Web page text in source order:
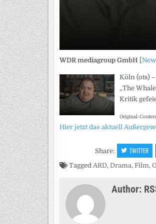
WDR mediagroup GmbH [
Köln (ots)
„The
Kritik
Original-
Hier jetzt das aktuell
Share: TWITTER
Tagged ARD, Drama, Film,
Author: